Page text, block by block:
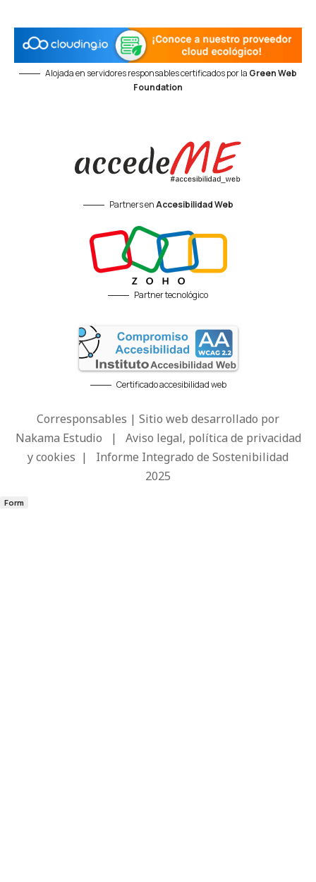
Alojada en servidores responsables certificados por la Green Web
Foundation
Partners enAccesibilidad Web
Partner tecnológico
Certificado accesibilidad web
Corresponsables | Sitio web desarrollado por
Nakama Estudio | Aviso legal, política de privacidad
y cookies | Informe Integrado de Sostenibilidad
2025
Form